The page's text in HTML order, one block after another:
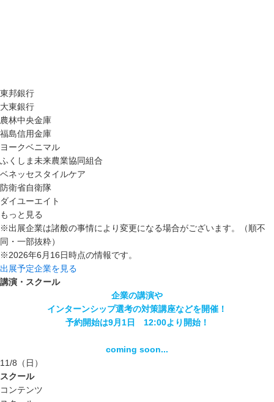
東邦銀行
大東銀行
農林中央金庫
福島信用金庫
ヨークベニマル
ふくしま未来農業協同組合
ベネッセスタイルケア
防衛省自衛隊
ダイユーエイト
もっと見る
※出展企業は諸般の事情により変更になる場合がございます。（順不
同・一部抜粋）
※2026年6月16日時点の情報です。
出展予定企業を見る
講演・スクール
企業の講演や
インターンシップ選考の対策講座などを開催！
予約開始は9月1日 12:00より開始！
coming soon...
11/8 （日）
スクール
コンテンツ